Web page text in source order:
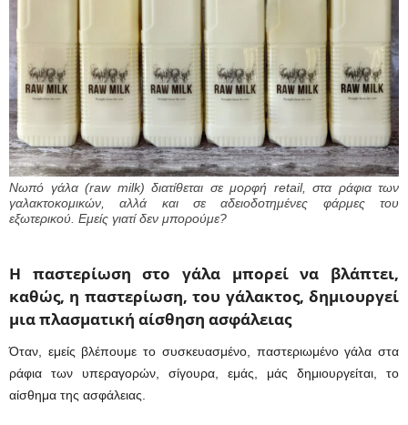
Νωπό γάλα (raw milk) διατίθεται σε μορφή retail, στα ράφια των
γαλακτοκομικών, αλλά και σε αδειοδοτημένες φάρμες του
εξωτερικού. Εμείς γιατί δεν μπορούμε?
Η παστερίωση στο γάλα μπορεί να βλάπτει,
καθώς, η παστερίωση, του γάλακτος, δημιουργεί
μια πλασματική αίσθηση ασφάλειας
Όταν, εμείς βλέπουμε το συσκευασμένο, παστεριωμένο γάλα στα
ράφια των υπεραγορών, σίγουρα, εμάς, μάς δημιουργείται, το
αίσθημα της ασφάλειας.